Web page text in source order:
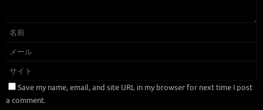
Save my name, email, and site URL in my browser for next time I post
a comment.